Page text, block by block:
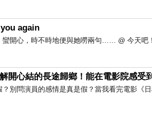
again
蠻開心，時不時地便與她嘮兩句…… @ 今天吧
開心結的長途歸鄉！能在電影院感受
？別問演員的感情是真是假？當我看完電影《